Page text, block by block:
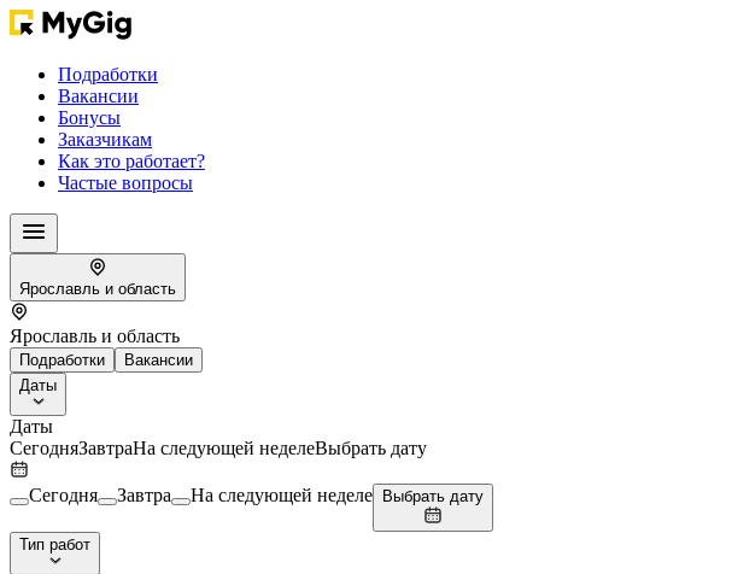
Подработки
Вакансии
Бонусы
Заказчикам
Как это работает?
Частые вопросы
Ярославль и область
Ярославль и область
Подработки
Вакансии
Даты
Даты
СегодняЗавтраНа следующей неделеВыбрать дату
Сегодня Завтра На следующей неделе Выбрать дату
Тип работ